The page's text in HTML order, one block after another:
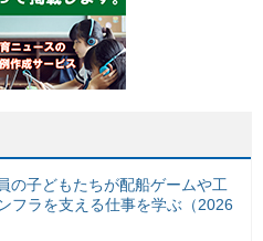
の子どもたちが配船ゲームや工
フラを支える仕事を学ぶ（2026